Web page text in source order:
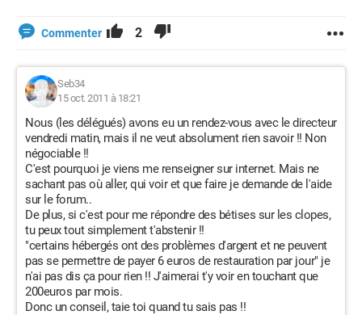
Commenter 2
Seb34
15 oct. 2011 à 18:21
Nous (les délégués) avons eu un rendez-vous avec le directeur
vendredi matin, mais il ne veut absolument rien savoir !! Non
négociable !!
C'est pourquoi je viens me renseigner sur internet. Mais ne
sachant pas où aller, qui voir et que faire je demande de l'aide
sur le forum..
De plus, si c'est pour me répondre des bétises sur les clopes,
tu peux tout simplement t'abstenir !!
"certains hébergés ont des problèmes d'argent et ne peuvent
pas se permettre de payer 6 euros de restauration par jour" je
n'ai pas dis ça pour rien !! J'aimerai t'y voir en touchant que
200euros par mois.
Donc un conseil, taie toi quand tu sais pas !!